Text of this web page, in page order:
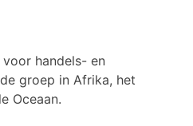
handels- en
groep in Afrika, het
Oceaan.